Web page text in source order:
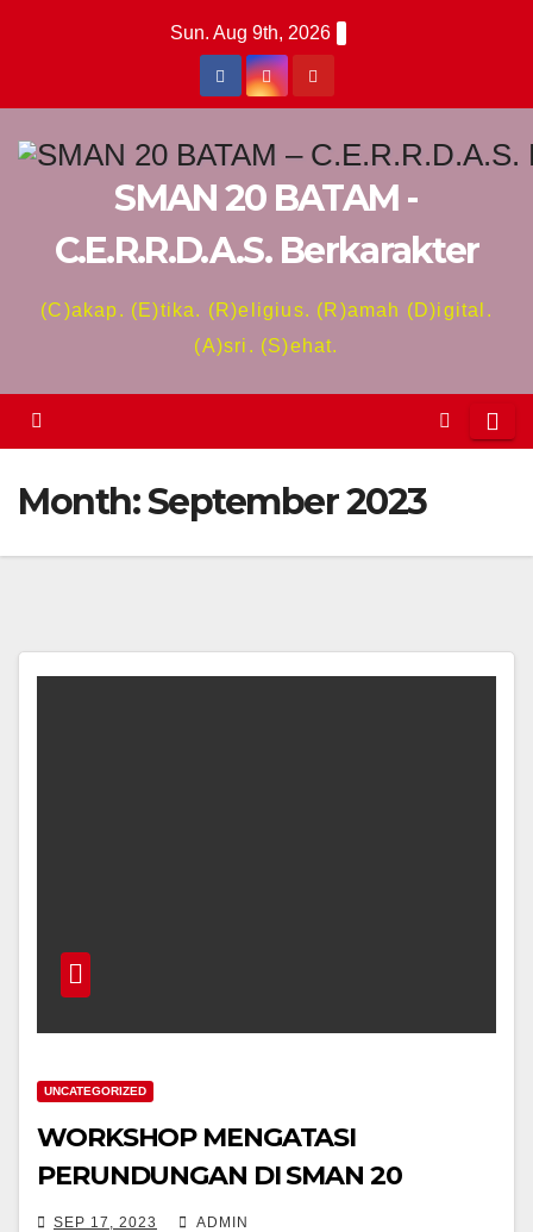
Sun. Aug 9th, 2026
SMAN 20 BATAM -
C.E.R.R.D.A.S. Berkarakter
(C)akap. (E)tika. (R)eligius. (R)amah (D)igital.
(A)sri. (S)ehat.
Month:September 2023
UNCATEGORIZED
WORKSHOP MENGATASI
PERUNDUNGAN DI SMAN 20
BATAM
SEP 17, 2023 ADMIN